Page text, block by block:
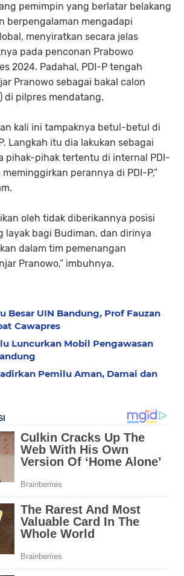
pemimpin yang berlatar belakang
berpengalaman mengadapi
menyiratkan secara jelas
pada penconan Prabowo
2024. Padahal, PDI-P tengah
Pranowo sebagai bakal calon
di pilpres mendatang.
kali ini tampaknya betul-betul di
Langkah itu dia lakukan sebagai
pihak-pihak tertentu di internal PDI-
perannya di PDI-P,”
oleh tidak diberikannya posisi
layak bagi Budiman, dan dirinya
dalam tim pemenangan
Pranowo,” imbuhnya.
Besar UIN Bandung, Prof Fauzan
Cawapres
Luncurkan Mobil Pengawasan
Pemilu Aman, Damai dan